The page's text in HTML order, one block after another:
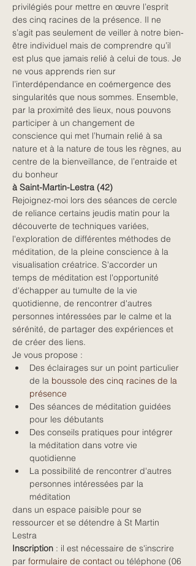
privilégiés pour mettre en œuvre l’esprit
des cinq racines de la présence. Il ne
s’agit pas seulement de veiller à notre bien-
être individuel mais de comprendre qu’il
est plus que jamais relié à celui de tous. Je
ne vous apprends rien sur
l’interdépendance en coémergence des
singularités que nous sommes. Ensemble,
par la proximité des lieux, nous pouvons
participer à un changement de
conscience qui met l’humain relié à sa
nature et à la nature de tous les règnes, au
centre de la bienveillance, de l’entraide et
du bonheur
à Saint-Martin-Lestra (42)
Rejoignez-moi lors des séances de cercle
de reliance certains jeudis matin pour la
découverte de techniques variées,
l'exploration de différentes méthodes de
méditation, de la pleine conscience à la
visualisation créatrice. S'accorder un
temps de méditation est l'opportunité
d'échapper au tumulte de la vie
quotidienne, de rencontrer d'autres
personnes intéressées par le calme et la
sérénité, de partager des expériences et
de créer des liens.
Je vous propose :
Des éclairages sur un point particulier
de la boussole des cinq racines de la
présence
Des séances de méditation guidées
pour les débutants
Des conseils pratiques pour intégrer
la méditation dans votre vie
quotidienne
La possibilité de rencontrer d'autres
personnes intéressées par la
méditation
dans un espace paisible pour se
ressourcer et se détendre à St Martin
Lestra
Inscription : il est nécessaire de s'inscrire
par formulaire de contact ou téléphone (06